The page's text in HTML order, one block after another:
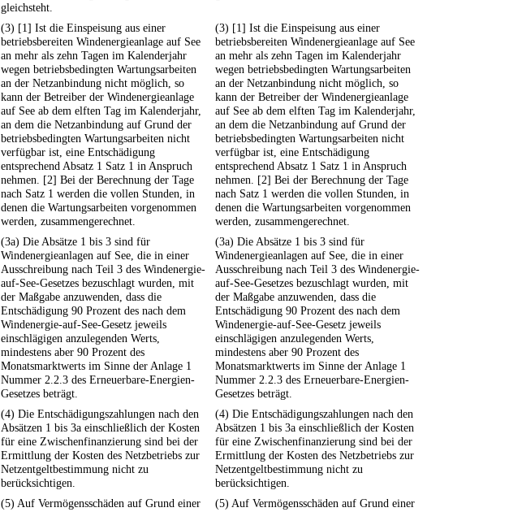
gleichsteht.
(3) [1] Ist die Einspeisung aus einer
betriebsbereiten Windenergieanlage auf See
an mehr als zehn Tagen im Kalenderjahr
wegen betriebsbedingten Wartungsarbeiten
an der Netzanbindung nicht möglich, so
kann der Betreiber der Windenergieanlage
auf See ab dem elften Tag im Kalenderjahr,
an dem die Netzanbindung auf Grund der
betriebsbedingten Wartungsarbeiten nicht
verfügbar ist, eine Entschädigung
entsprechend Absatz 1 Satz 1 in Anspruch
nehmen. [2] Bei der Berechnung der Tage
nach Satz 1 werden die vollen Stunden, in
denen die Wartungsarbeiten vorgenommen
werden, zusammengerechnet.
(3) [1] Ist die Einspeisung aus einer
betriebsbereiten Windenergieanlage auf See
an mehr als zehn Tagen im Kalenderjahr
wegen betriebsbedingten Wartungsarbeiten
an der Netzanbindung nicht möglich, so
kann der Betreiber der Windenergieanlage
auf See ab dem elften Tag im Kalenderjahr,
an dem die Netzanbindung auf Grund der
betriebsbedingten Wartungsarbeiten nicht
verfügbar ist, eine Entschädigung
entsprechend Absatz 1 Satz 1 in Anspruch
nehmen. [2] Bei der Berechnung der Tage
nach Satz 1 werden die vollen Stunden, in
denen die Wartungsarbeiten vorgenommen
werden, zusammengerechnet.
(3a) Die Absätze 1 bis 3 sind für
Windenergieanlagen auf See, die in einer
Ausschreibung nach Teil 3 des Windenergie-
auf-See-Gesetzes bezuschlagt wurden, mit
der Maßgabe anzuwenden, dass die
Entschädigung 90 Prozent des nach dem
Windenergie-auf-See-Gesetz jeweils
einschlägigen anzulegenden Werts,
mindestens aber 90 Prozent des
Monatsmarktwerts im Sinne der Anlage 1
Nummer 2.2.3 des Erneuerbare-Energien-
Gesetzes beträgt.
(3a) Die Absätze 1 bis 3 sind für
Windenergieanlagen auf See, die in einer
Ausschreibung nach Teil 3 des Windenergie-
auf-See-Gesetzes bezuschlagt wurden, mit
der Maßgabe anzuwenden, dass die
Entschädigung 90 Prozent des nach dem
Windenergie-auf-See-Gesetz jeweils
einschlägigen anzulegenden Werts,
mindestens aber 90 Prozent des
Monatsmarktwerts im Sinne der Anlage 1
Nummer 2.2.3 des Erneuerbare-Energien-
Gesetzes beträgt.
(4) Die Entschädigungszahlungen nach den
Absätzen 1 bis 3a einschließlich der Kosten
für eine Zwischenfinanzierung sind bei der
Ermittlung der Kosten des Netzbetriebs zur
Netzentgeltbestimmung nicht zu
berücksichtigen.
(4) Die Entschädigungszahlungen nach den
Absätzen 1 bis 3a einschließlich der Kosten
für eine Zwischenfinanzierung sind bei der
Ermittlung der Kosten des Netzbetriebs zur
Netzentgeltbestimmung nicht zu
berücksichtigen.
(5) Auf Vermögensschäden auf Grund einer
(5) Auf Vermögensschäden auf Grund einer